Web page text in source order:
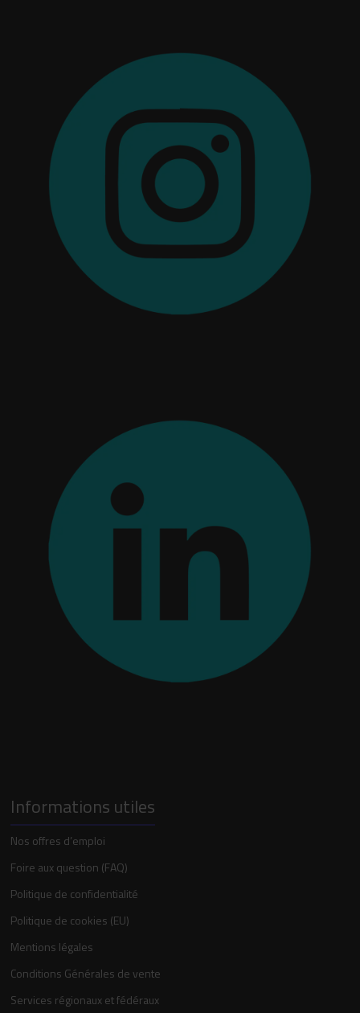
Informations utiles
Nos offres d’emploi
Foire aux question (FAQ)
Politique de confidentialité
Politique de cookies (EU)
Mentions légales
Conditions Générales de vente
Services régionaux et fédéraux